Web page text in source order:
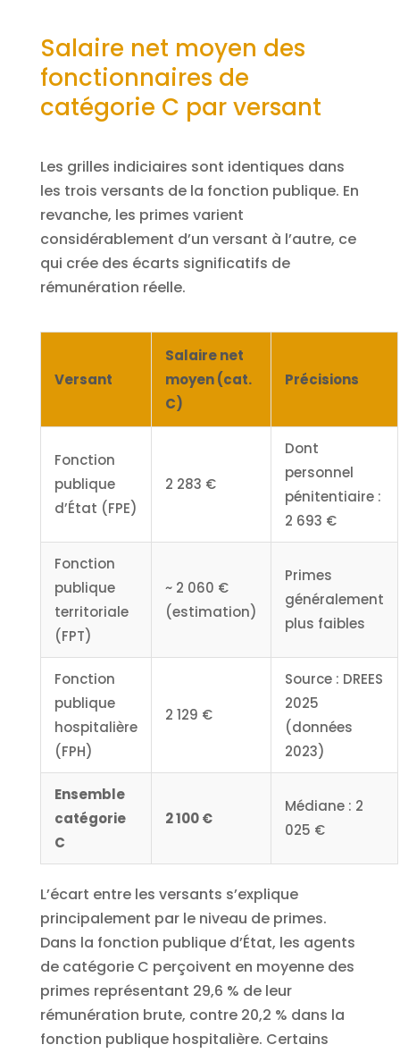
Salaire net moyen des
fonctionnaires de
catégorie C par versant
Les grilles indiciaires sont identiques dans
les trois versants de la fonction publique. En
revanche, les primes varient
considérablement d’un versant à l’autre, ce
qui crée des écarts significatifs de
rémunération réelle.
Versant
Salaire net
moyen (cat.
C)
Précisions
Fonction
publique
d’État (FPE)
2 283 €
Dont
personnel
pénitentiaire :
2 693 €
Fonction
publique
territoriale
(FPT)
~ 2 060 €
(estimation)
Primes
généralement
plus faibles
Fonction
publique
hospitalière
(FPH)
2 129 €
Source : DREES
2025
(données
2023)
Ensemble
catégorie
C
2 100 €
Médiane : 2
025 €
L’écart entre les versants s’explique
principalement par le niveau de primes.
Dans la fonction publique d’État, les agents
de catégorie C perçoivent en moyenne des
primes représentant 29,6 % de leur
rémunération brute, contre 20,2 % dans la
fonction publique hospitalière. Certains